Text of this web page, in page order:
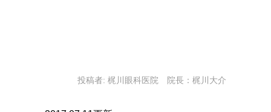
投稿者: 梶川眼科医院 院長：梶川大介